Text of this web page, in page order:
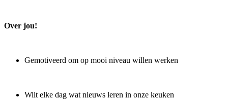
Over jou!
Gemotiveerd om op mooi niveau willen werken
Wilt elke dag wat nieuws leren in onze keuken